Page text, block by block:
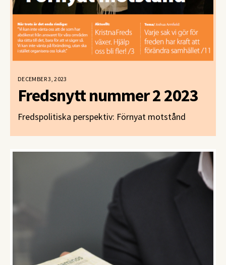
DECEMBER 3, 2023
Fredsnytt nummer 2 2023
Fredspolitiska perspektiv: Förnyat motstånd